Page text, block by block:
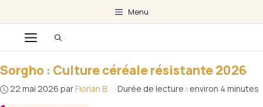
au
contenu
Menu
Menu
Sorgho : Culture céréale résistante 2026
22 mai 2026 parFlorian B. · Durée de lecture : environ 4 minutes